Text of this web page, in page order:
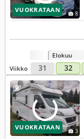
VUOKRATAAN 8
Elokuu
Viikko
31 32
VUOKRATAAN 3